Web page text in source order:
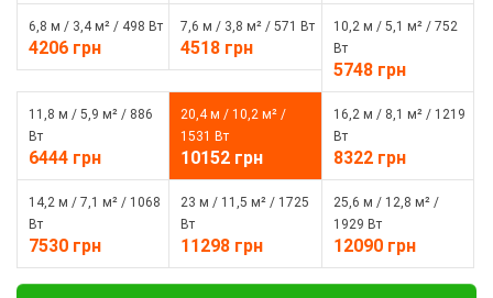
6,8 м / 3,4 м² / 498 Вт
4206 грн
7,6 м / 3,8 м² / 571 Вт
4518 грн
10,2 м / 5,1 м² / 752
Вт
5748 грн
11,8 м / 5,9 м² / 886
Вт
6444 грн
20,4 м / 10,2 м² /
1531 Вт
10152 грн
16,2 м / 8,1 м² / 1219
Вт
8322 грн
14,2 м / 7,1 м² / 1068
Вт
7530 грн
23 м / 11,5 м² / 1725
Вт
11298 грн
25,6 м / 12,8 м² /
1929 Вт
12090 грн